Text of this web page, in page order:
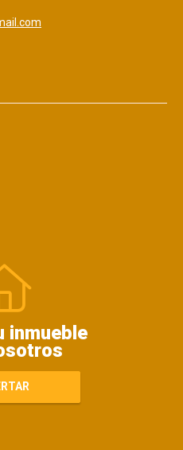
inmueble